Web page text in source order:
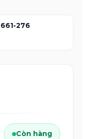
276
Còn hàng